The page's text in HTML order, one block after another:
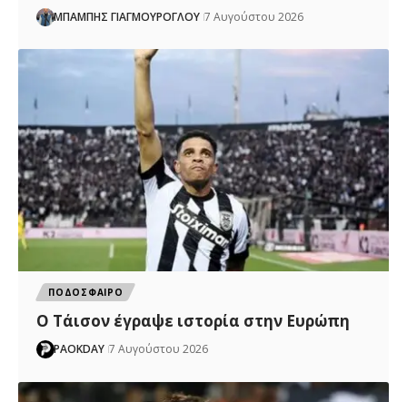
ΜΠΑΜΠΗΣ ΓΙΑΓΜΟΥΡΟΓΛΟΥ 7 Αυγούστου 2026
ΠΟΔΟΣΦΑΙΡΟ
Ο Τάισον έγραψε ιστορία στην Ευρώπη
PAOKDAY 7 Αυγούστου 2026